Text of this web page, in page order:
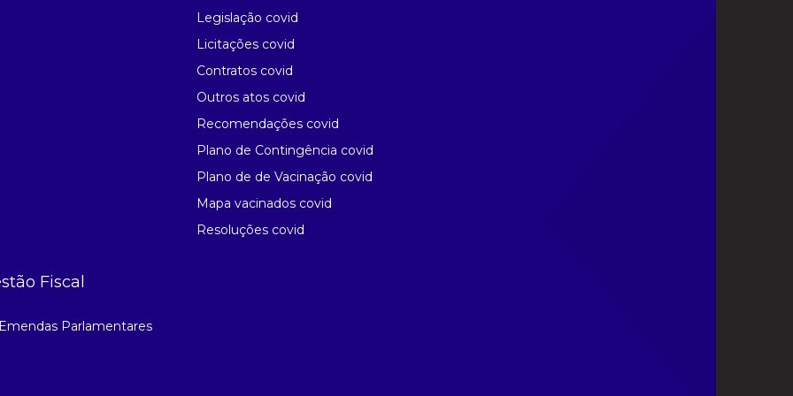
Legislação covid
Licitações covid
Contratos covid
Outros atos covid
Recomendações covid
Plano de Contingência covid
Plano de de Vacinação covid
Mapa vacinados covid
Resoluções covid
Fiscal
Parlamentares